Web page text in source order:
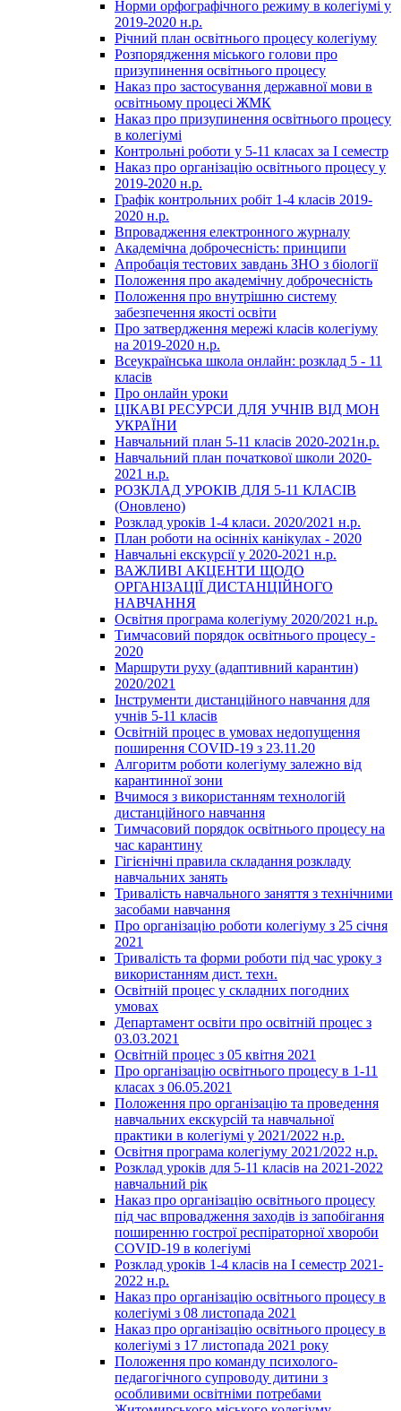
Норми орфографічного режиму в колегіумі у
2019-2020 н.р.
Річний план освітнього процесу колегіуму
Розпорядження міського голови про
призупинення освітнього процесу
Наказ про застосування державної мови в
освітньому процесі ЖМК
Наказ про призупинення освітнього процесу
в колегіумі
Контрольні роботи у 5-11 класах за І семестр
Наказ про організацію освітнього процесу у
2019-2020 н.р.
Графік контрольних робіт 1-4 класів 2019-
2020 н.р.
Впровадження електронного журналу
Академічна доброчесність: принципи
Апробація тестових завдань ЗНО з біології
Положення про академічну доброчесність
Положення про внутрішню систему
забезпечення якості освіти
Про затвердження мережі класів колегіуму
на 2019-2020 н.р.
Всеукраїнська школа онлайн: розклад 5 - 11
класів
Про онлайн уроки
ЦІКАВІ РЕСУРСИ ДЛЯ УЧНІВ ВІД МОН
УКРАЇНИ
Навчальний план 5-11 класів 2020-2021н.р.
Навчальний план початкової школи 2020-
2021 н.р.
РОЗКЛАД УРОКІВ ДЛЯ 5-11 КЛАСІВ
(Оновлено)
Розклад уроків 1-4 класи. 2020/2021 н.р.
План роботи на осінніх канікулах - 2020
Навчальні екскурсії у 2020-2021 н.р.
ВАЖЛИВІ АКЦЕНТИ ЩОДО
ОРГАНІЗАЦІЇ ДИСТАНЦІЙНОГО
НАВЧАННЯ
Освітня програма колегіуму 2020/2021 н.р.
Тимчасовий порядок освітнього процесу -
2020
Маршрути руху (адаптивний карантин)
2020/2021
Інструменти дистанційного навчання для
учнів 5-11 класів
Освітній процес в умовах недопущення
поширення COVID-19 з 23.11.20
Алгоритм роботи колегіуму залежно від
карантинної зони
Вчимося з використанням технологій
дистанційного навчання
Тимчасовий порядок освітнього процесу на
час карантину
Гігієнічні правила складання розкладу
навчальних занять
Тривалість навчального заняття з технічними
засобами навчання
Про організацію роботи колегіуму з 25 січня
2021
Тривалість та форми роботи під час уроку з
використанням дист. техн.
Освітній процес у складних погодних
умовах
Департамент освіти про освітній процес з
03.03.2021
Освітній процес з 05 квітня 2021
Про організацію освітнього процесу в 1-11
класах з 06.05.2021
Положення про організацію та проведення
навчальних екскурсій та навчальної
практики в колегіумі у 2021/2022 н.р.
Освітня програма колегіуму 2021/2022 н.р.
Розклад уроків для 5-11 класів на 2021-2022
навчальний рік
Наказ про організацію освітнього процесу
під час впровадження заходів із запобігання
поширенню гострої респіраторної хвороби
COVID-19 в колегіумі
Розклад уроків 1-4 класів на І семестр 2021-
2022 н.р.
Наказ про організацію освітнього процесу в
колегіумі з 08 листопада 2021
Наказ про організацію освітнього процесу в
колегіумі з 17 листопада 2021 року
Положення про команду психолого-
педагогічного супроводу дитини з
особливими освітніми потребами